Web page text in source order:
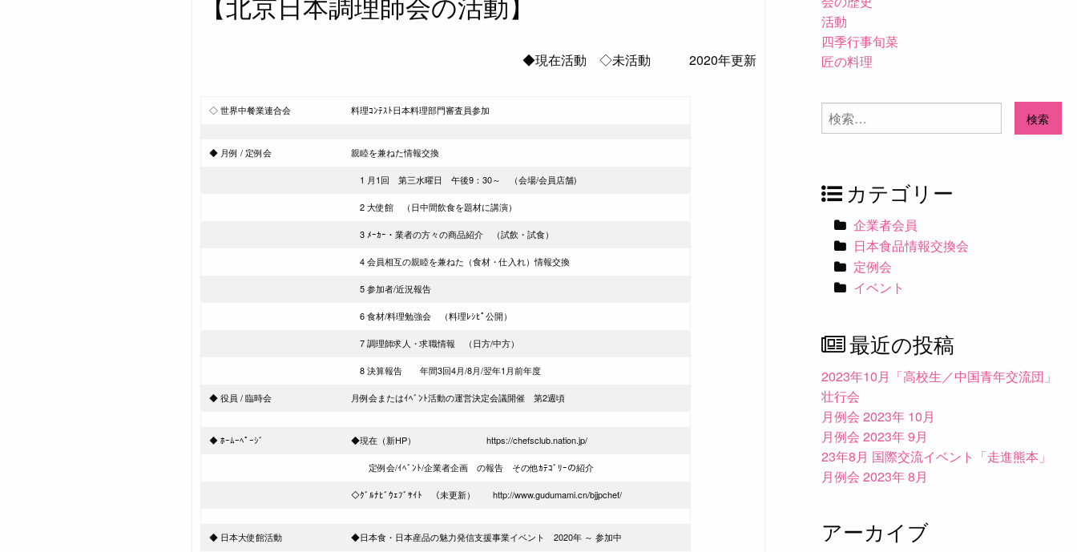
◆現在活動 ◇未活動 2020年更新
◇ 世界中餐業連合会 料理ｺﾝﾃｽﾄ日本料理部門審査員参加
◆ 月例 / 定例会 親睦を兼ねた情報交換
1 月1回 第三水曜日 午後9：30～ （会場/会員店舗)
2 大使館 （日中間飲食を題材に講演）
3 ﾒｰｶｰ・業者の方々の商品紹介 （試飲・試食）
4 会員相互の親睦を兼ねた（食材・仕入れ）情報交換
5 参加者/近況報告
6 食材/料理勉強会 （料理ﾚｼﾋﾟ公開）
7 調理師求人・求職情報 （日方/中方）
8 決算報告 年間3回4月/8月/翌年1月前年度
◆ 役員 / 臨時会 月例会またはｲﾍﾞﾝﾄ活動の運営決定会議開催 第2週頃
◆ ﾎｰﾑｰﾍﾟｰｼﾞ ◆現在（新HP） https://chefsclub.nation.jp/
定例会/ｲﾍﾞﾝﾄ/企業者企画 の報告 その他ｶﾃｺﾞﾘｰの紹介
◇ｸﾞﾙﾅﾋﾞｳｪﾌﾞｻｲﾄ （未更新） http://www.gudumami.cn/bjjpchef/
◆ 日本大使館活動 ◆日本食・日本産品の魅力発信支援事業イベント 2020年 ～ 参加中
活動
四季行事旬菜
匠の料理
検
索:
カテゴリー
企業者会員
日本食品情報交換会
定例会
イベント
最近の投稿
2023年10月「高校生／中国青年交流団」
壮行会
月例会 2023年 10月
月例会 2023年 9月
23年8月 国際交流イベント「走進熊本」
月例会 2023年 8月
アーカイブ